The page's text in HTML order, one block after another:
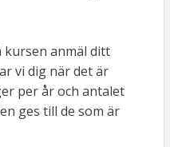
kursen anmäl ditt
vi dig när det är
per år och antalet
ges till de som är